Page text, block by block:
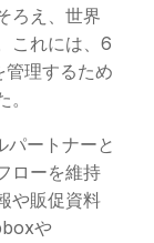
ろえ、世界
これには、6
管理するため
ートナーと
ローを維持
や販促資料
や